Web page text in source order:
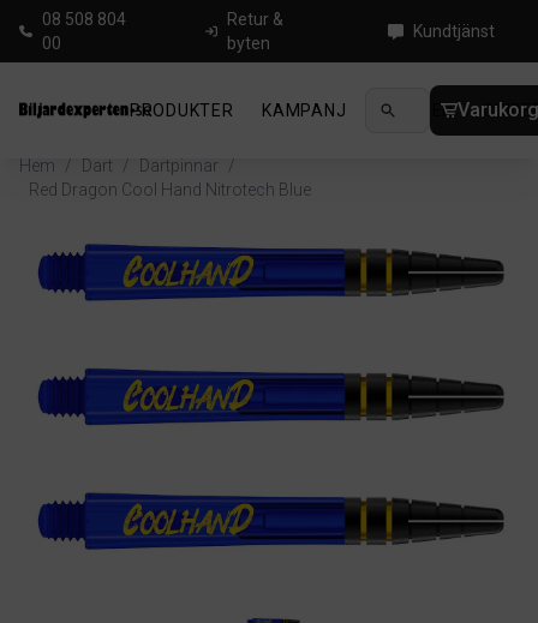
08 508 804
00
Retur &
byten
Kundtjänst
PRODUKTER KAMPANJ NYHETER
Hem / Dart / Dartpinnar
/
Red Dragon Cool Hand Nitrotech Blue